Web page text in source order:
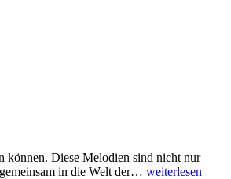
können. Diese Melodien sind nicht nur
in die Welt der… weiterlesen